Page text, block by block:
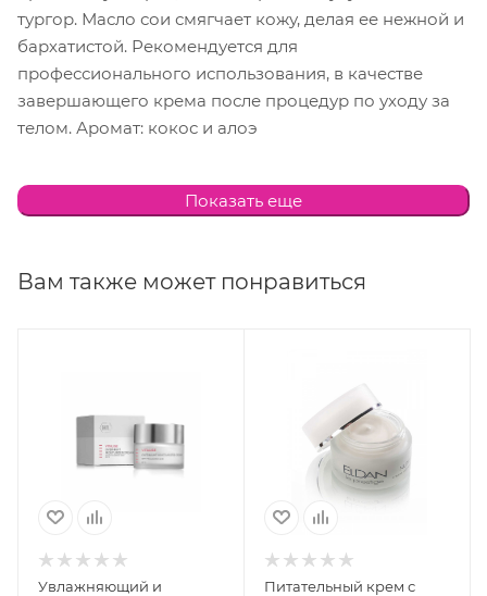
тургор. Масло сои смягчает кожу, делая ее нежной и
бархатистой. Рекомендуется для
профессионального использования, в качестве
завершающего крема после процедур по уходу за
телом. Аромат: кокос и алоэ
Применение:Массажными движениями нанести
необходимое количество крема на очищенную
Активные компоненты: Glycine soja oil, arnica
Показать еще
Вам также может понравиться
Увлажняющий и
Питательный крем с